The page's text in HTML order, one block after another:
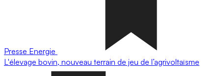
Presse Energie
L'élevage bovin, nouveau terrain de jeu de l’agrivoltaïsme